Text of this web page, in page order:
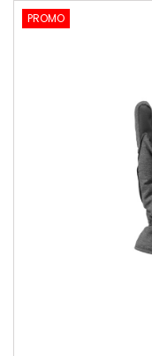
PROMO